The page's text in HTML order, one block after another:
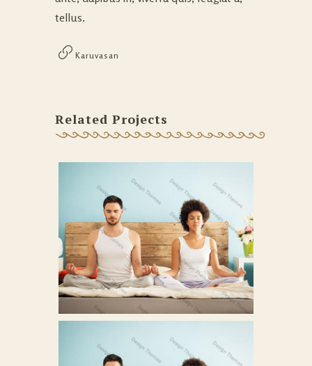
tellus.
Karuvasan
Related Projects